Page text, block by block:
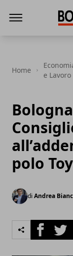
Home
e Lavoro
polo
di Andrea
Facebook